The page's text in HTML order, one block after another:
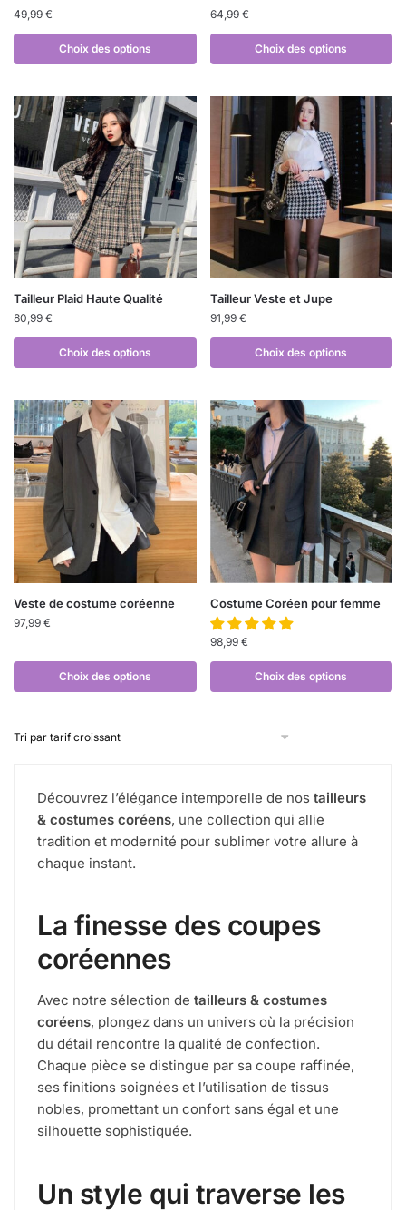
49,99 €
Choix des options
64,99 €
Choix des options
Tailleur Plaid Haute Qualité
80,99 €
Choix des options
Tailleur Veste et Jupe
91,99 €
Choix des options
Veste de costume coréenne
97,99 €
Choix des options
Costume Coréen pour femme
98,99 €
Choix des options
Découvrez l’élégance intemporelle de nos tailleurs
& costumes coréens, une collection qui allie
tradition et modernité pour sublimer votre allure à
chaque instant.
La finesse des coupes
coréennes
Avec notre sélection de tailleurs & costumes
coréens, plongez dans un univers où la précision
du détail rencontre la qualité de confection.
Chaque pièce se distingue par sa coupe raffinée,
ses finitions soignées et l’utilisation de tissus
nobles, promettant un confort sans égal et une
silhouette sophistiquée.
Un style qui traverse les